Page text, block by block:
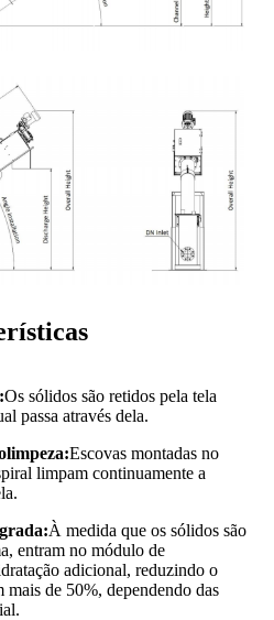
Os sólidos são retidos pela tela
passa através dela.
Escovas montadas no
limpam continuamente a
À medida que os sólidos são
entram no módulo de
adicional, reduzindo o
mais de 50%, dependendo das